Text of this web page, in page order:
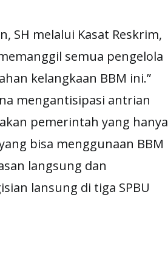
melalui Kasat Reskrim,
semua pengelola
kelangkaan BBM ini.”
mengantisipasi antrian
pemerintah yang hanya
bisa menggunaan BBM
langsung dan
lansung di tiga SPBU